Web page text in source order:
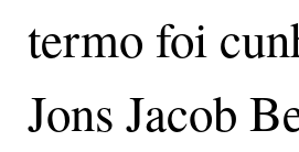
termo foi
Jons Jacob